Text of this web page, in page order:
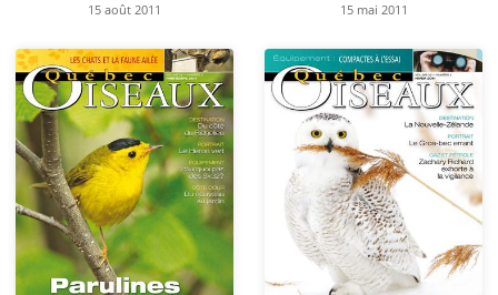
15 août 2011 15 mai 2011